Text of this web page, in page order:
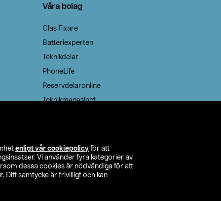
enligt vår cookiepolicy för att
Vi använder fyra kategorier av
dessa cookies är nödvändiga för att
. Ditt samtycke är frivilligt och kan
Våra bolag
Clas Fixare
Batteriexperten
Teknikdelar
PhoneLife
Reservdelaronline
Teknikmagasinet